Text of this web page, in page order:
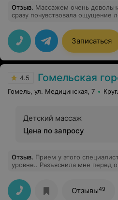
Отзыв. Массажем очень
сразу почувствовала ощущение
напряженности исчезло.
мастер, а главное профессионал
Спасибо,Максим Михайлович!!!
Записаться
4.5 Гомельская городская
Гомель, ул. Медицинская, 7
Детский массаж
Цена по запросу
Отзыв. Прием у этого
уровне.. Разъяснила мне перед
классный специалист
Отзывы49